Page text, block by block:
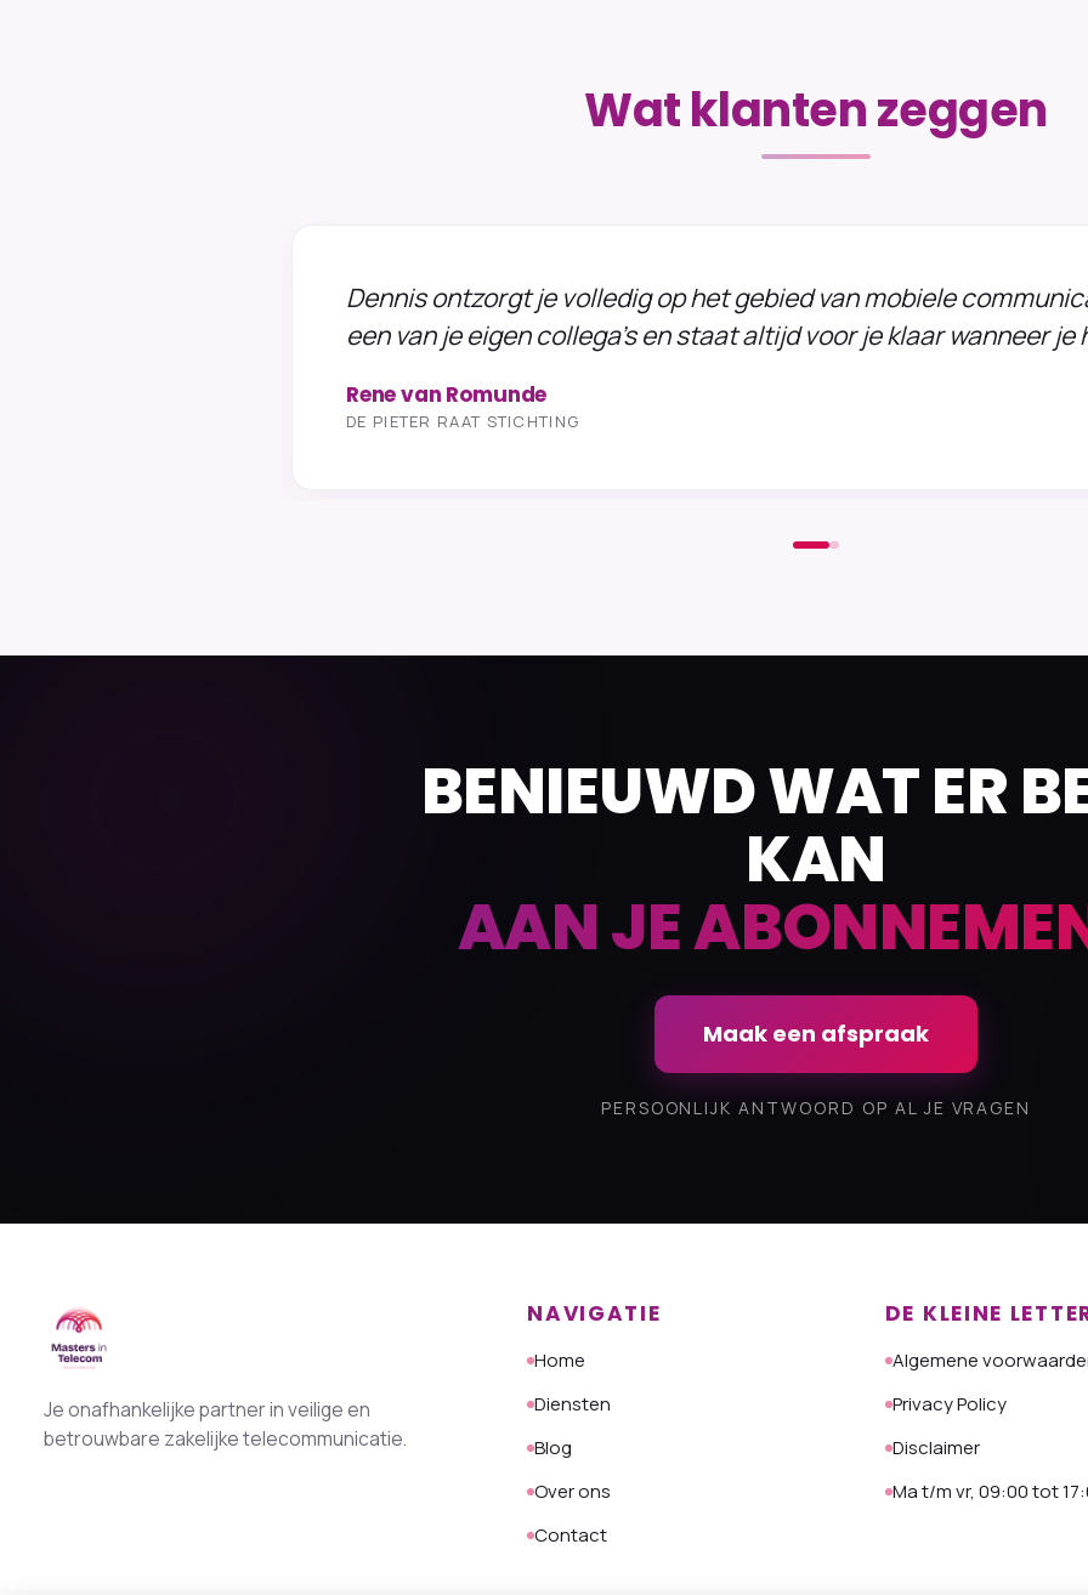
Wat klanten zeggen
Dennis ontzorgt je volledig op het gebied van mobiele
een van je eigen collega's en staat altijd voor je klaar wanneer je
Rene van Romunde
DE PIETER RAAT STICHTING
BENIEUWD WAT ER
KAN
AAN JE
Maak een afspraak
PERSOONLIJK ANTWOORD OP AL JE VRAGEN
Je onafhankelijke partner in veilige en
betrouwbare zakelijke telecommunicatie.
NAVIGATIE
Home
Diensten
Blog
Over ons
Contact
DE KLEINE
Algemene
Privacy Policy
Disclaimer
Ma t/m vr, 09:00 tot